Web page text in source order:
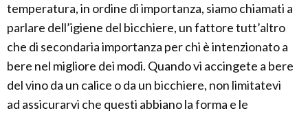
temperatura, in ordine di importanza, siamo chiamati a
parlare dell’igiene del bicchiere, un fattore tutt’altro
che di secondaria importanza per chi è intenzionato a
bere nel migliore dei modi. Quando vi accingete a bere
del vino da un calice o da un bicchiere, non limitatevi
ad assicurarvi che questi abbiano la forma e le